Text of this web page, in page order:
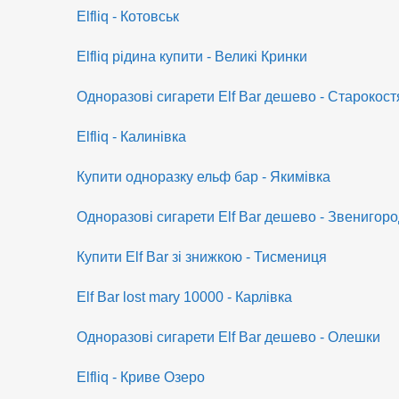
Elfliq - Котовськ
Elfliq рідина купити - Великі Кринки
Одноразові сигарети Elf Bar дешево -
Elfliq - Калинівка
Купити одноразку ельф бар - Якимівка
Одноразові сигарети Elf Bar дешево -
Купити Elf Bar зі знижкою - Тисмениця
Elf Bar lost mary 10000 - Карлівка
Одноразові сигарети Elf Bar дешево - Олешки
Elfliq - Криве Озеро